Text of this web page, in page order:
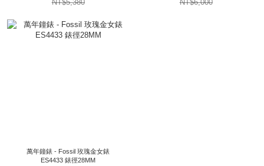
NT$5,380
NT$6,000
萬年鐘錶 - Fossil 玫瑰金女錶
ES4433 錶徑28MM